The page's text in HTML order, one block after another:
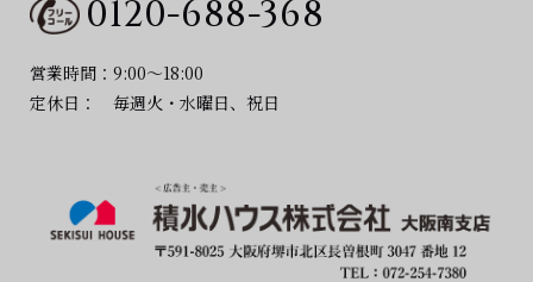
0120-688-368
営業時間： 9:00～18:00
定休日：
毎週火・水曜日、祝日